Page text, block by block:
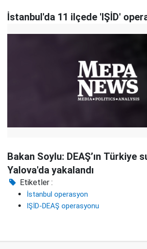
İstanbul'da 11 ilçede 'IŞİD'
Bakan Soylu: DEAŞ’ın Türkiye
Yalova'da yakalandı
Etiketler :
İstanbul operasyon
IŞİD-DEAŞ operasyonu